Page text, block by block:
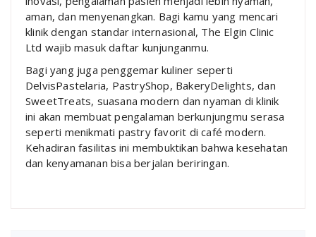
aman, dan menyenangkan. Bagi kamu yang mencari
klinik dengan standar internasional, The Elgin Clinic
Ltd wajib masuk daftar kunjunganmu.
Bagi yang juga penggemar kuliner seperti
DelvisPastelaria, PastryShop, BakeryDelights, dan
SweetTreats, suasana modern dan nyaman di klinik
ini akan membuat pengalaman berkunjungmu serasa
seperti menikmati pastry favorit di café modern.
Kehadiran fasilitas ini membuktikan bahwa kesehatan
dan kenyamanan bisa berjalan beriringan.